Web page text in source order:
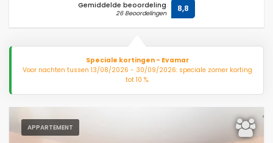
Gemiddelde beoordeling
26 Beoordelingen 8,8
Speciale kortingen - Evamar
Voor nachten tussen 13/08/2026 - 30/09/2026: speciale zomer korting
tot 10 %.
APPARTEMENT